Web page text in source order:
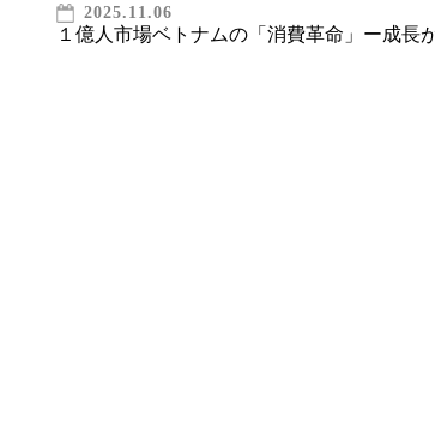
2025.11.06
１億人市場ベトナムの「消費革命」ー成長